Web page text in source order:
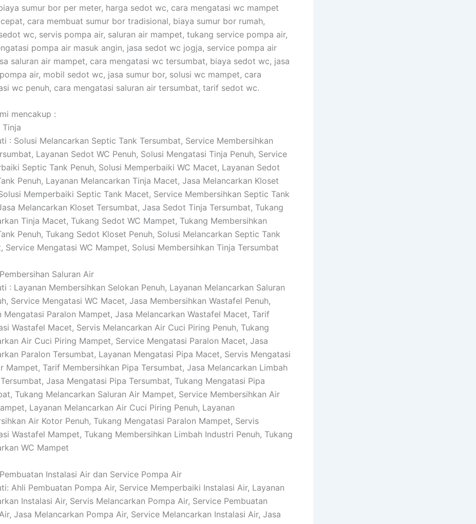
sumur bor per meter, harga sedot wc, cara mengatasi wc mampet
cara membuat sumur bor tradisional, biaya sumur bor rumah,
wc, servis pompa air, saluran air mampet, tukang service pompa air,
pompa air masuk angin, jasa sedot wc jogja, service pompa air
saluran air mampet, cara mengatasi wc tersumbat, biaya sedot wc, jasa
air, mobil sedot wc, jasa sumur bor, solusi wc mampet, cara
wc penuh, cara mengatasi saluran air tersumbat, tarif sedot wc.
mencakup :
Tinja
: Solusi Melancarkan Septic Tank Tersumbat, Service Membersihkan
Layanan Sedot WC Penuh, Solusi Mengatasi Tinja Penuh, Service
Septic Tank Penuh, Solusi Memperbaiki WC Macet, Layanan Sedot
Penuh, Layanan Melancarkan Tinja Macet, Jasa Melancarkan Kloset
Memperbaiki Septic Tank Macet, Service Membersihkan Septic Tank
Melancarkan Kloset Tersumbat, Jasa Sedot Tinja Tersumbat, Tukang
Tinja Macet, Tukang Sedot WC Mampet, Tukang Membersihkan
Penuh, Tukang Sedot Kloset Penuh, Solusi Melancarkan Septic Tank
Service Mengatasi WC Mampet, Solusi Membersihkan Tinja Tersumbat
Saluran Air
: Layanan Membersihkan Selokan Penuh, Layanan Melancarkan Saluran
Service Mengatasi WC Macet, Jasa Membersihkan Wastafel Penuh,
Mengatasi Paralon Mampet, Jasa Melancarkan Wastafel Macet, Tarif
Wastafel Macet, Servis Melancarkan Air Cuci Piring Penuh, Tukang
Air Cuci Piring Mampet, Service Mengatasi Paralon Macet, Jasa
Paralon Tersumbat, Layanan Mengatasi Pipa Macet, Servis Mengatasi
Mampet, Tarif Membersihkan Pipa Tersumbat, Jasa Melancarkan Limbah
Jasa Mengatasi Pipa Tersumbat, Tukang Mengatasi Pipa
Tukang Melancarkan Saluran Air Mampet, Service Membersihkan Air
Layanan Melancarkan Air Cuci Piring Penuh, Layanan
Air Kotor Penuh, Tukang Mengatasi Paralon Mampet, Servis
Wastafel Mampet, Tukang Membersihkan Limbah Industri Penuh, Tukang
WC Mampet
Instalasi Air dan Service Pompa Air
Ahli Pembuatan Pompa Air, Service Memperbaiki Instalasi Air, Layanan
Instalasi Air, Servis Melancarkan Pompa Air, Service Pembuatan
Jasa Melancarkan Pompa Air, Service Melancarkan Instalasi Air, Jasa